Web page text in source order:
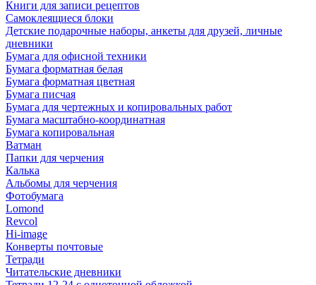
Книги для записи рецептов
Самоклеящиеся блоки
Детские подарочные наборы, анкеты для друзей, личные
дневники
Бумага для офисной техники
Бумага форматная белая
Бумага форматная цветная
Бумага писчая
Бумага для чертежных и копировальных работ
Бумага масштабно-координатная
Бумага копировальная
Ватман
Папки для черчения
Калька
Альбомы для черчения
Фотобумага
Lomond
Revcol
Hi-image
Конверты почтовые
Тетради
Читательские дневники